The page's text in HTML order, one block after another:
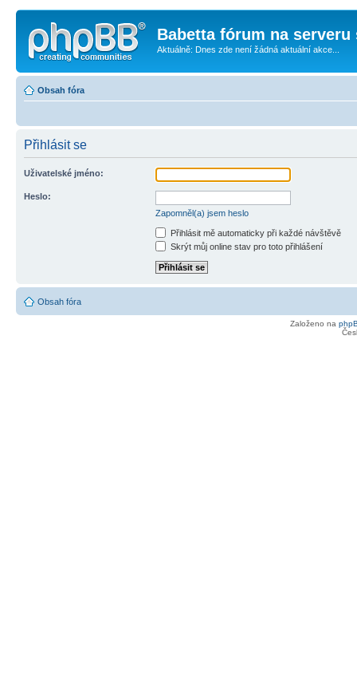
Babetta fórum na serveru
Aktuálně: Dnes zde není žádná aktuální akce...
Obsah fóra
Přihlásit se
Uživatelské jméno:
Heslo:
Zapomněl(a) jsem heslo
Přihlásit mě automaticky při každé návštěvě
Skrýt můj online stav pro toto přihlášení
Obsah fóra
Založeno na